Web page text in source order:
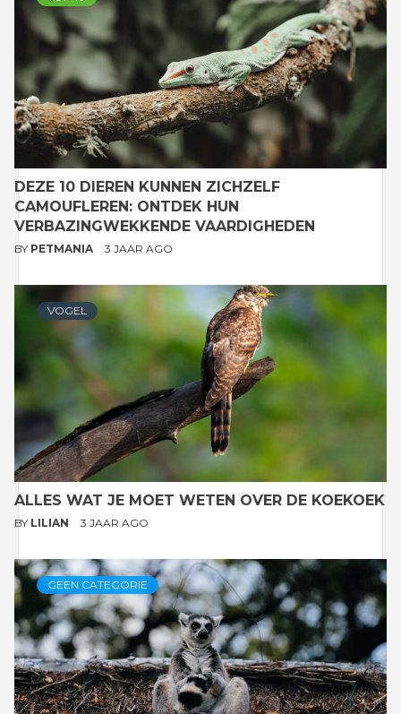
DEZE 10 DIEREN KUNNEN ZICHZELF
CAMOUFLEREN: ONTDEK HUN
VERBAZINGWEKKENDE VAARDIGHEDEN
BY PETMANIA 3 JAAR AGO
VOGEL
ALLES WAT JE MOET WETEN OVER DE KOEKOEK
BY LILIAN 3 JAAR AGO
GEEN CATEGORIE